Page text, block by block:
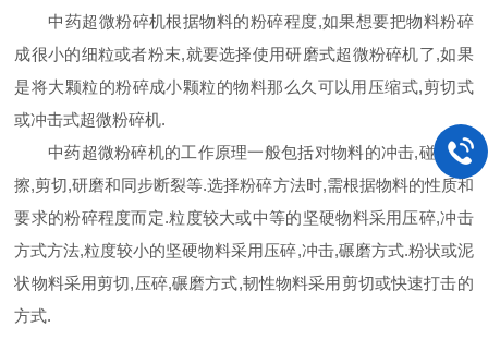
中药超微粉碎机根据物料的粉碎程度,如果想要把物料粉碎
成很小的细粒或者粉末,就要选择使用研磨式超微粉碎机了,如果
是将大颗粒的粉碎成小颗粒的物料那么久可以用压缩式,剪切式
或冲击式超微粉碎机.
中药超微粉碎机的工作原理一般包括对物料的冲击,碰撞,摩
擦,剪切,研磨和同步断裂等.选择粉碎方法时,需根据物料的性质和
要求的粉碎程度而定.粒度较大或中等的坚硬物料采用压碎,冲击
方式方法,粒度较小的坚硬物料采用压碎,冲击,碾磨方式.粉状或泥
状物料采用剪切,压碎,碾磨方式,韧性物料采用剪切或快速打击的
方式.